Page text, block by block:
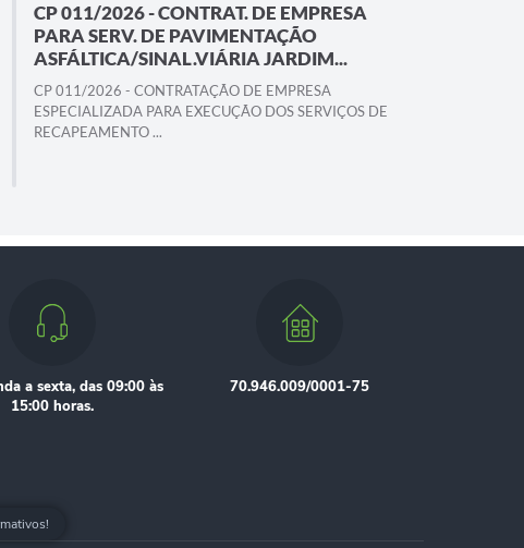
CP 011/2026 - CONTRAT. DE EMPRESA
PARA SERV. DE PAVIMENTAÇÃO
ASFÁLTICA/SINAL.VIÁRIA JARDIM...
CP 011/2026 - CONTRATAÇÃO DE EMPRESA
ESPECIALIZADA PARA EXECUÇÃO DOS SERVIÇOS DE
RECAPEAMENTO ...
a sexta, das 09:00 às
15:00 horas.
70.946.009/0001-75